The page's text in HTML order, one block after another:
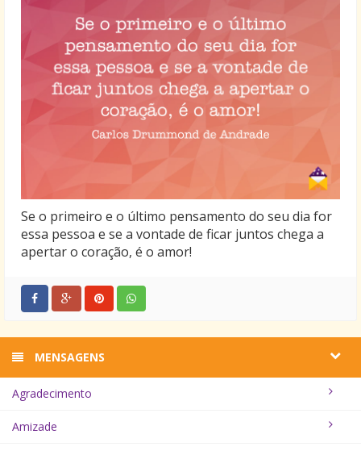
Se o primeiro e o último pensamento do seu dia for
essa pessoa e se a vontade de ficar juntos chega a
apertar o coração, é o amor!
MENSAGENS
Agradecimento
Amizade